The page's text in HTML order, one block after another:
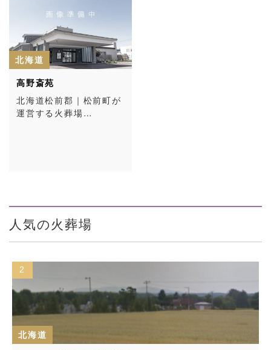
北海道
高野斎苑
北海道松前郡｜松前町が
運営する火葬場…
人気の火葬場
2
北海道